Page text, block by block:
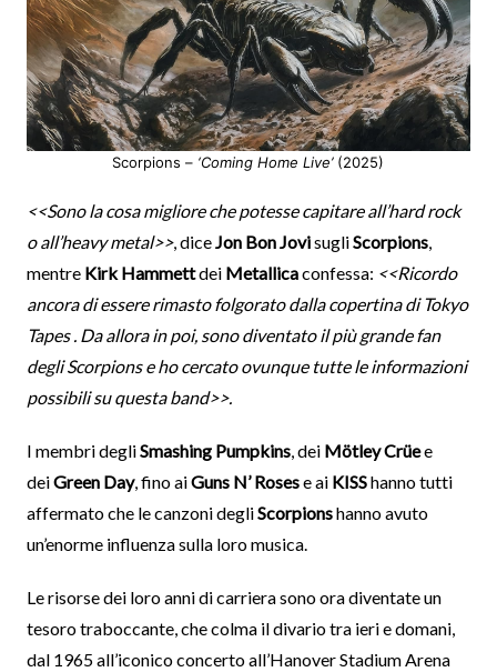
Scorpions – ‘Coming Home Live’(2025)
<<Sono la cosa migliore che potesse capitare all’hard rock
o all’heavy metal>>, diceJon Bon JovisugliScorpions,
mentre Kirk Hammettdei Metallicaconfessa: <<Ricordo
ancora di essere rimasto folgorato dalla copertina di Tokyo
Tapes . Da allora in poi, sono diventato il più grande fan
degli Scorpions e ho cercato ovunque tutte le informazioni
possibili su questa band>>.
I membri degliSmashing Pumpkins, dei Mötley Crüee
deiGreen Day, fino aiGuns N’ Rosese ai KISShanno tutti
affermato che le canzoni degliScorpionshanno avuto
un’enorme influenza sulla loro musica.
Le risorse dei loro anni di carriera sono ora diventate un
tesoro traboccante, che colma il divario tra ieri e domani,
dal 1965 all’iconico concerto all’Hanover Stadium Arena